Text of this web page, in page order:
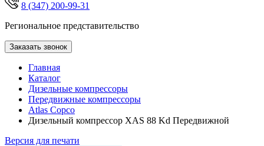
8 (347) 200-99-31
Региональное представительство
Заказать звонок
Главная
Каталог
Дизельные компрессоры
Передвижные компрессоры
Atlas Copco
Дизельный компрессор XAS 88 Kd Передвижной
Версия для печати